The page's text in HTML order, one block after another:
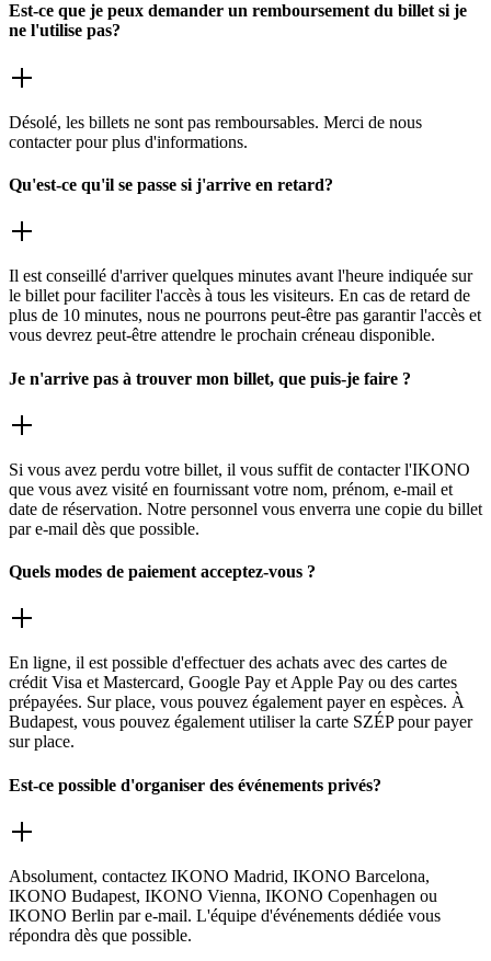
Est-ce que je peux demander un remboursement du billet si je
ne l'utilise pas?
Désolé, les billets ne sont pas remboursables. Merci de nous
contacter pour plus d'informations.
Qu'est-ce qu'il se passe si j'arrive en retard?
Il est conseillé d'arriver quelques minutes avant l'heure indiquée sur
le billet pour faciliter l'accès à tous les visiteurs. En cas de retard de
plus de 10 minutes, nous ne pourrons peut-être pas garantir l'accès et
vous devrez peut-être attendre le prochain créneau disponible.
Je n'arrive pas à trouver mon billet, que puis-je faire ?
Si vous avez perdu votre billet, il vous suffit de contacter l'IKONO
que vous avez visité en fournissant votre nom, prénom, e-mail et
date de réservation. Notre personnel vous enverra une copie du billet
par e-mail dès que possible.
Quels modes de paiement acceptez-vous ?
En ligne, il est possible d'effectuer des achats avec des cartes de
crédit Visa et Mastercard, Google Pay et Apple Pay ou des cartes
prépayées. Sur place, vous pouvez également payer en espèces. À
Budapest, vous pouvez également utiliser la carte SZÉP pour payer
sur place.
Est-ce possible d'organiser des événements privés?
Absolument, contactez IKONO Madrid, IKONO Barcelona,
IKONO Budapest, IKONO Vienna, IKONO Copenhagen ou
IKONO Berlin par e-mail. L'équipe d'événements dédiée vous
répondra dès que possible.